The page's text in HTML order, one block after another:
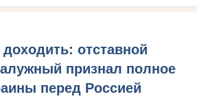
отставной
признал полное
перед Россией